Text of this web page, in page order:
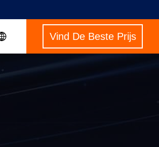
Vind De Beste Prijs